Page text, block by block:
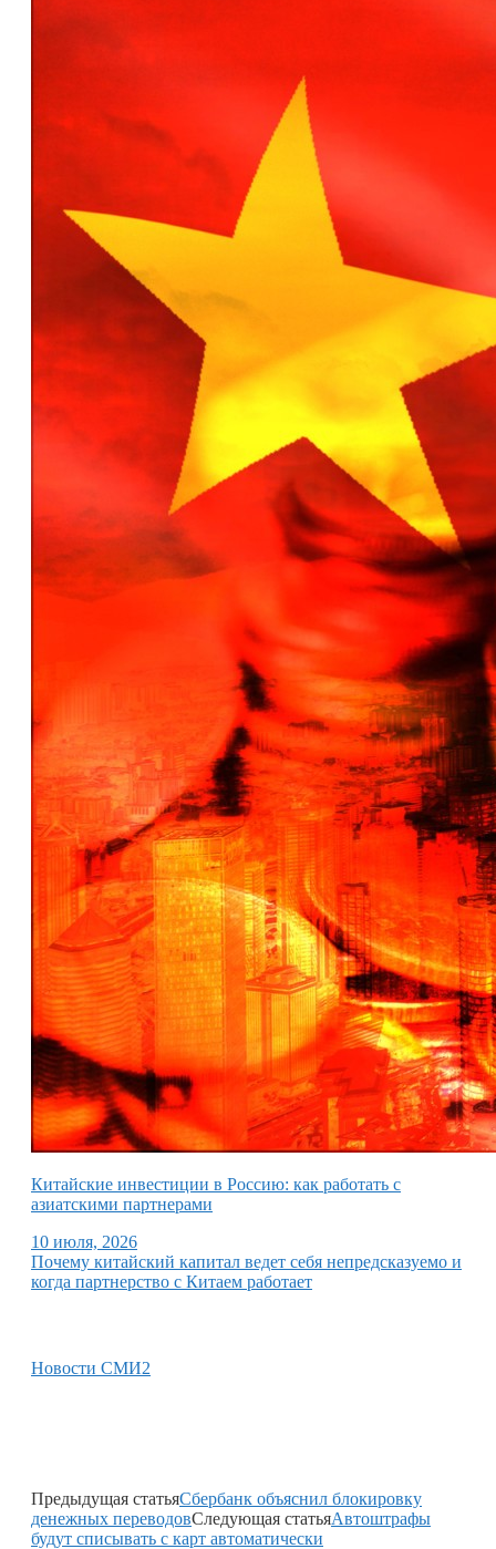
Китайские инвестиции в Россию: как работать с
азиатскими партнерами
10 июля, 2026
Почему китайский капитал ведет себя непредсказуемо и
когда партнерство с Китаем работает
Новости СМИ2
Предыдущая статьяСбербанк объяснил блокировку
денежных переводовСледующая статьяАвтоштрафы
будут списывать с карт автоматически